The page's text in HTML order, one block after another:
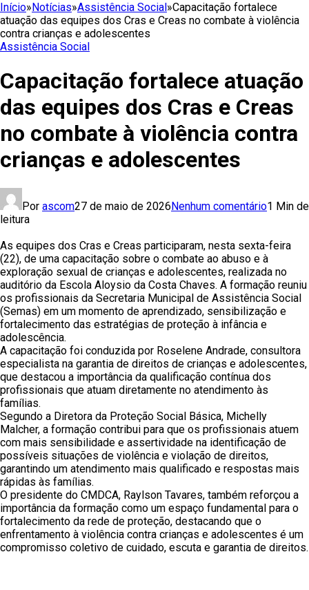
Início»Notícias»Assistência Social»Capacitação fortalece
atuação das equipes dos Cras e Creas no combate à violência
contra crianças e adolescentes
Assistência Social
Capacitação fortalece atuação
das equipes dos Cras e Creas
no combate à violência contra
crianças e adolescentes
Por ascom27 de maio de 2026Nenhum comentário1 Min de
leitura
As equipes dos Cras e Creas participaram, nesta sexta-feira
(22), de uma capacitação sobre o combate ao abuso e à
exploração sexual de crianças e adolescentes, realizada no
auditório da Escola Aloysio da Costa Chaves. A formação reuniu
os profissionais da Secretaria Municipal de Assistência Social
(Semas) em um momento de aprendizado, sensibilização e
fortalecimento das estratégias de proteção à infância e
adolescência.
A capacitação foi conduzida por Roselene Andrade, consultora
especialista na garantia de direitos de crianças e adolescentes,
que destacou a importância da qualificação contínua dos
profissionais que atuam diretamente no atendimento às
famílias.
Segundo a Diretora da Proteção Social Básica, Michelly
Malcher, a formação contribui para que os profissionais atuem
com mais sensibilidade e assertividade na identificação de
possíveis situações de violência e violação de direitos,
garantindo um atendimento mais qualificado e respostas mais
rápidas às famílias.
O presidente do CMDCA, Raylson Tavares, também reforçou a
importância da formação como um espaço fundamental para o
fortalecimento da rede de proteção, destacando que o
enfrentamento à violência contra crianças e adolescentes é um
compromisso coletivo de cuidado, escuta e garantia de direitos.